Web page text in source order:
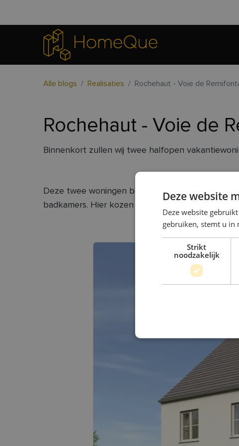
Alle blogs Realisaties Rochehaut - Voie de
Rochehaut - Voie de
Binnenkort zullen wij twee halfopen
Deze twee woningen bestaan uit 4 Qubes en
badkamers. Hier kozen we voor een hellend
Deze website
Deze website
gebruiken, stemt u in
Strikt
noodzakelijk